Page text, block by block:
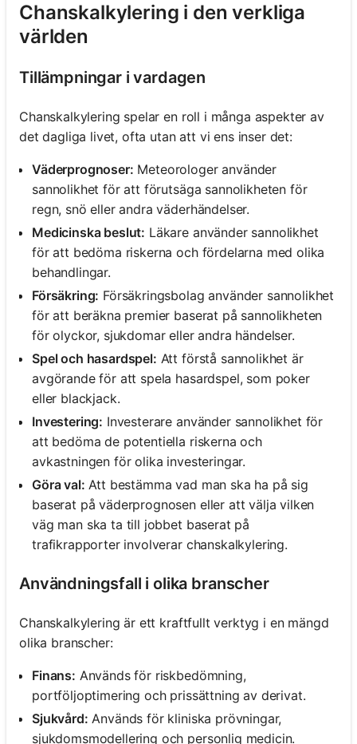
Chanskalkylering i den verkliga
världen
Tillämpningar i vardagen
Chanskalkylering spelar en roll i många aspekter av
det dagliga livet, ofta utan att vi ens inser det:
Väderprognoser: Meteorologer använder
sannolikhet för att förutsäga sannolikheten för
regn, snö eller andra väderhändelser.
Medicinska beslut: Läkare använder sannolikhet
för att bedöma riskerna och fördelarna med olika
behandlingar.
Försäkring: Försäkringsbolag använder sannolikhet
för att beräkna premier baserat på sannolikheten
för olyckor, sjukdomar eller andra händelser.
Spel och hasardspel: Att förstå sannolikhet är
avgörande för att spela hasardspel, som poker
eller blackjack.
Investering: Investerare använder sannolikhet för
att bedöma de potentiella riskerna och
avkastningen för olika investeringar.
Göra val: Att bestämma vad man ska ha på sig
baserat på väderprognosen eller att välja vilken
väg man ska ta till jobbet baserat på
trafikrapporter involverar chanskalkylering.
Användningsfall i olika branscher
Chanskalkylering är ett kraftfullt verktyg i en mängd
olika branscher:
Finans: Används för riskbedömning,
portföljoptimering och prissättning av derivat.
Sjukvård: Används för kliniska prövningar,
sjukdomsmodellering och personlig medicin.